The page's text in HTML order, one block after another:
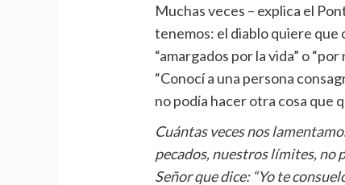
Muchas veces – explica el
tenemos: el diablo quiere que
“amargados por la vida” o
“Conocí a una persona
no podía hacer otra cosa que
Cuántas veces nos
pecados, nuestros límites, no
Señor que dice: “Yo te